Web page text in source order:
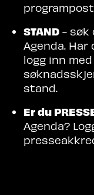
STAND - søk
Agenda.
logg inn
stand.
Er du
Agenda?